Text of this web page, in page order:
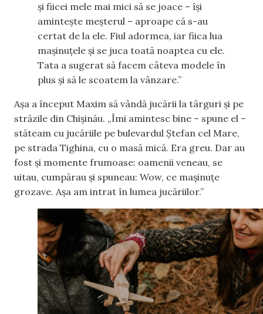
și fiicei mele mai mici să se joace – își
amintește meșterul – aproape că s-au
certat de la ele. Fiul adormea, iar fiica lua
mașinuțele și se juca toată noaptea cu ele.
Tata a sugerat să facem câteva modele în
plus și să le scoatem la vânzare.”
Așa a început Maxim să vândă jucării la târguri și pe
străzile din Chișinău. „Îmi amintesc bine – spune el –
stăteam cu jucăriile pe bulevardul Ștefan cel Mare,
pe strada Tighina, cu o masă mică. Era greu. Dar au
fost și momente frumoase: oamenii veneau, se
uitau, cumpărau și spuneau: Wow, ce mașinuțe
grozave. Așa am intrat în lumea jucăriilor.”